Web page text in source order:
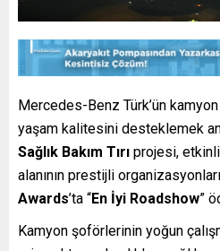
Mercedes-Benz Türk’ün
yaşam kalitesini desteklemek
Sağlık Bakım Tırı projesi,
alanının prestijli
Awards’ta “En İyi Roadshow”
Kamyon şoförlerinin yoğun